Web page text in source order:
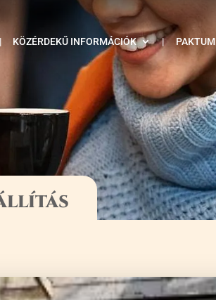
| KÖZÉRDEKŰ INFORMÁCIÓK | PAKTUM